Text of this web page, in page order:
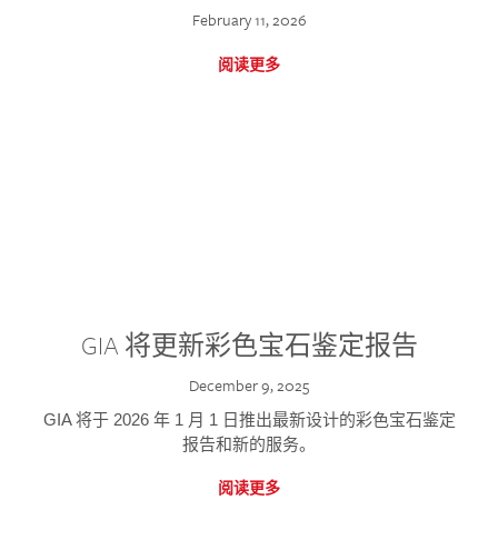
February 11, 2026
阅读更多
GIA 将更新彩色宝石鉴定报告
December 9, 2025
GIA 将于 2026 年 1 月 1 日推出最新设计的彩色宝石鉴定
报告和新的服务。
阅读更多